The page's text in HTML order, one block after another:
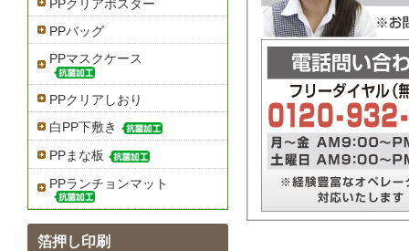
PPクリアポスター
PPバッグ
PPマスクケース
PPクリアしおり
白PP下敷き
PPまな板
PPランチョンマット
箔押し印刷